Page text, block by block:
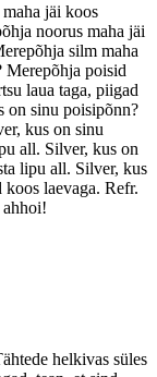
jäi koos
noorus maha jäi
silm maha
Merepõhja poisid
laua taga, piigad
on sinu poisipõnn?
kus on sinu
all. Silver, kus on
lipu all. Silver, kus
laevaga. Refr.
helkivas süles